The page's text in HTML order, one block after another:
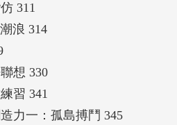
311
浪 314
想 330
習 341
力一：孤島搏鬥 345